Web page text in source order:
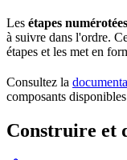
Les étapes numérotées
à suivre dans l'ordre.
étapes et les met en
Consultez la
composants
Construire et